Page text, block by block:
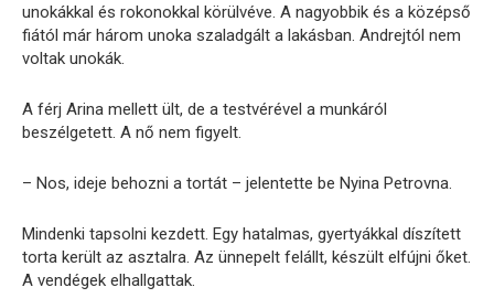
unokákkal és rokonokkal körülvéve. A nagyobbik és a középső
fiától már három unoka szaladgált a lakásban. Andrejtól nem
voltak unokák.
A férj Arina mellett ült, de a testvérével a munkáról
beszélgetett. A nő nem figyelt.
– Nos, ideje behozni a tortát – jelentette be Nyina Petrovna.
Mindenki tapsolni kezdett. Egy hatalmas, gyertyákkal díszített
torta került az asztalra. Az ünnepelt felállt, készült elfújni őket.
A vendégek elhallgattak.